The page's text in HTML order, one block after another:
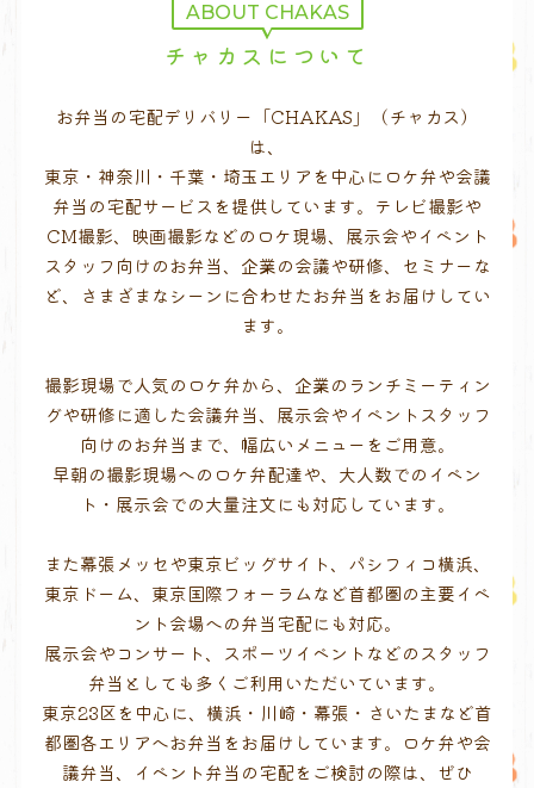
ABOUT CHAKAS
チャカスについて
お弁当の宅配デリバリー「CHAKAS」（チャカス）
は、
東京・神奈川・千葉・埼玉エリアを中心にロケ弁や会議
弁当の宅配サービスを提供しています。テレビ撮影や
CM撮影、映画撮影などのロケ現場、展示会やイベント
スタッフ向けのお弁当、企業の会議や研修、セミナーな
ど、さまざまなシーンに合わせたお弁当をお届けしてい
ます。
撮影現場で人気のロケ弁から、企業のランチミーティン
グや研修に適した会議弁当、展示会やイベントスタッフ
向けのお弁当まで、幅広いメニューをご用意。
早朝の撮影現場へのロケ弁配達や、大人数でのイベン
ト・展示会での大量注文にも対応しています。
また幕張メッセや東京ビッグサイト、パシフィコ横浜、
東京ドーム、東京国際フォーラムなど首都圏の主要イベ
ント会場への弁当宅配にも対応。
展示会やコンサート、スポーツイベントなどのスタッフ
弁当としても多くご利用いただいています。
東京23区を中心に、横浜・川崎・幕張・さいたまなど首
都圏各エリアへお弁当をお届けしています。ロケ弁や会
議弁当、イベント弁当の宅配をご検討の際は、ぜひ